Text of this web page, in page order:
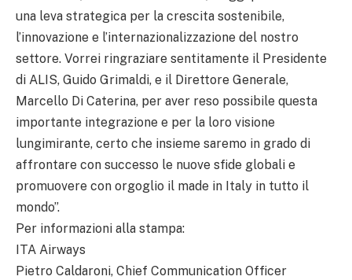
una leva strategica per la crescita sostenibile,
l’innovazione e l’internazionalizzazione del nostro
settore. Vorrei ringraziare sentitamente il Presidente
di ALIS, Guido Grimaldi, e il Direttore Generale,
Marcello Di Caterina, per aver reso possibile questa
importante integrazione e per la loro visione
lungimirante, certo che insieme saremo in grado di
affrontare con successo le nuove sfide globali e
promuovere con orgoglio il made in Italy in tutto il
mondo”.
Per informazioni alla stampa:
ITA Airways
Pietro Caldaroni, Chief Communication Officer